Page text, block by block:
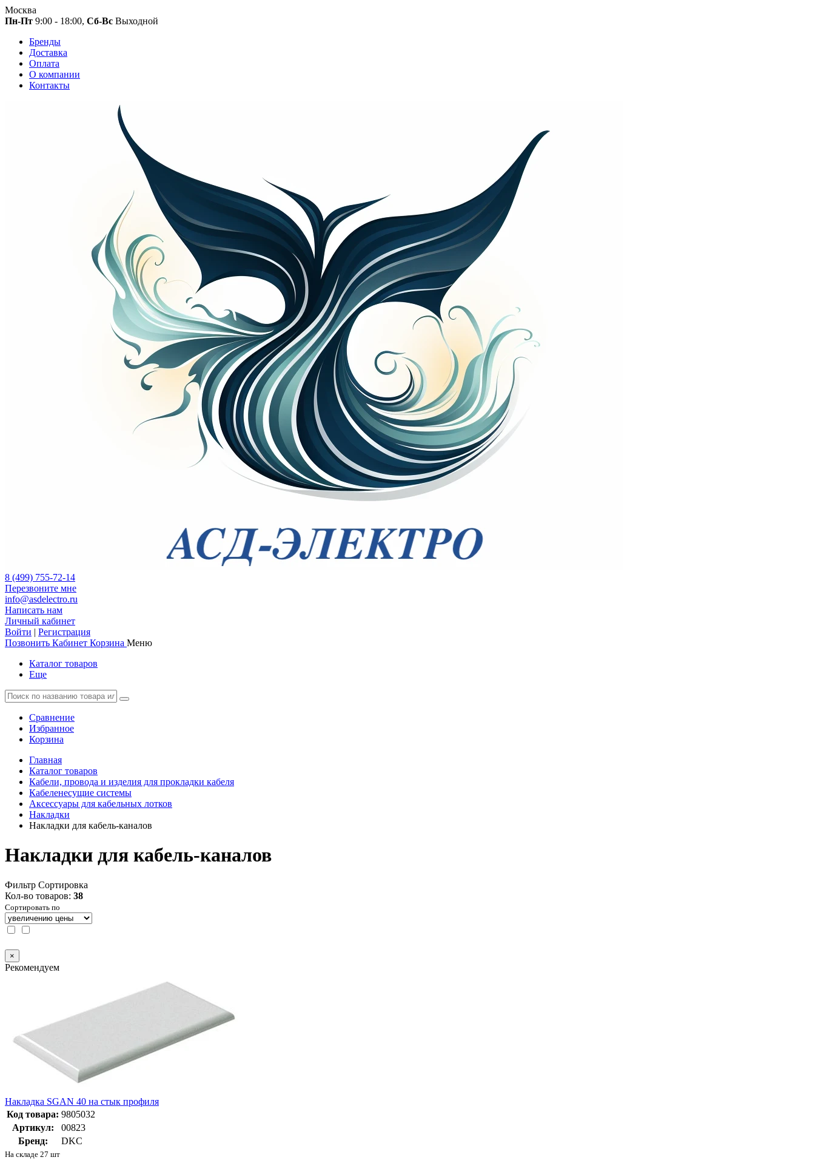
Москва
Пн-Пт 9:00 - 18:00, Сб-Вс Выходной
Бренды
Доставка
Оплата
О компании
Контакты
8 (499) 755-72-14
Перезвоните мне
info@asdelectro.ru
Написать нам
Личный кабинет
Войти | Регистрация
Позвонить Кабинет Корзина Меню
Каталог товаров
Еще
Сравнение
Избранное
Корзина
Главная
Каталог товаров
Кабели, провода и изделия для прокладки кабеля
Кабеленесущие системы
Аксессуары для кабельных лотков
Накладки
Накладки для кабель-каналов
Накладки для кабель-каналов
Фильтр Сортировка
Кол-во товаров: 38
Сортировать по
×
Рекомендуем
Накладка SGAN 40 на стык профиля
Код товара: 9805032
Артикул:
00823
Бренд:
DKC
На складе 27 шт